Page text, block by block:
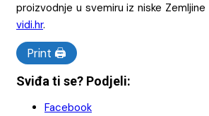
proizvodnje u svemiru iz niske
vidi.hr.
Print 🖨
Sviđa ti se? Podjeli:
Facebook